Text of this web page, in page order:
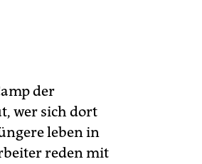
der
wer sich dort
leben in
reden mit